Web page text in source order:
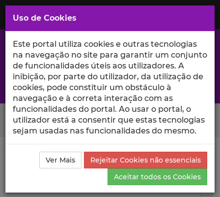
Saltar
para
Conteúdo
Principal
A excelência da investigação e ciência no Iscte
Search Button
Ciência_Iscte Comunicações
Descrição Detalhada
da Comunicação
Uso de Cookies
Este portal utiliza cookies e outras tecnologias
na navegação no site para garantir um conjunto
de funcionalidades úteis aos utilizadores. A
inibição, por parte do utilizador, da utilização de
cookies, pode constituir um obstáculo à
navegação e à correta interação com as
funcionalidades do portal. Ao usar o portal, o
utilizador está a consentir que estas tecnologias
sejam usadas nas funcionalidades do mesmo.
Ver Mais
Rejeitar Cookies não essenciais
Aceitar todos os Cookies